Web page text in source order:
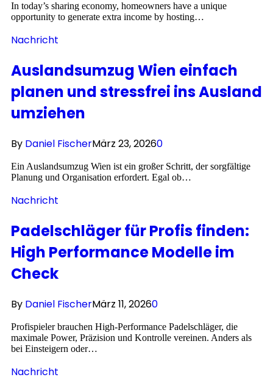
In today’s sharing economy, homeowners have a unique
opportunity to generate extra income by hosting…
Nachricht
Auslandsumzug Wien einfach
planen und stressfrei ins Ausland
umziehen
By Daniel FischerMärz 23, 20260
Ein Auslandsumzug Wien ist ein großer Schritt, der sorgfältige
Planung und Organisation erfordert. Egal ob…
Nachricht
Padelschläger für Profis finden:
High Performance Modelle im
Check
By Daniel FischerMärz 11, 20260
Profispieler brauchen High‑Performance Padelschläger, die
maximale Power, Präzision und Kontrolle vereinen. Anders als
bei Einsteigern oder…
Nachricht